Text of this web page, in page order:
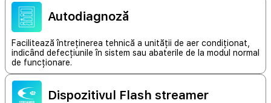
Autodiagnoză
Facilitează întreținerea tehnică a unității de aer condiționat,
indicând defecțiunile în sistem sau abaterile de la modul normal
de funcționare.
Dispozitivul Flash streamer